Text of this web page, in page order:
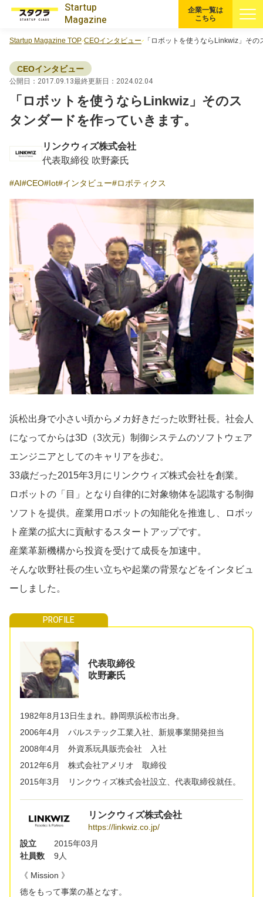
Startup
Magazine
注目スタートアップ
イベント・セミナー
特集記事
CEOインタビュー
転職
大学発スタートアップ
導入事例
Startup Magazine
企業一覧は
こちら
Startup Magazine TOP CEOインタビュー 「ロボットを使うならLinkwiz」そ
CEOインタビュー
公開日：2017.09.13最終更新日：2024.02.04
「ロボットを使うならLinkwiz」そのス
タンダードを作っていきます。
リンクウィズ株式会社
代表取締役 吹野豪氏
AI CEO Iot インタビュー ロボティクス
浜松出身で小さい頃からメカ好きだった吹野社長。社会人
になってからは3D（3次元）制御システムのソフトウェア
エンジニアとしてのキャリアを歩む。
33歳だった2015年3月にリンクウィズ株式会社を創業。
ロボットの「目」となり自律的に対象物体を認識する制御
ソフトを提供。産業用ロボットの知能化を推進し、ロボッ
ト産業の拡大に貢献するスタートアップです。
産業革新機構から投資を受けて成長を加速中。
そんな吹野社長の生い立ちや起業の背景などをインタビュ
ーしました。
代表取締役
吹野豪氏
1982年8月13日生まれ。静岡県浜松市出身。
2006年4月 パルステック工業入社、新規事業開発担当
2008年4月 外資系玩具販売会社 入社
2012年6月 株式会社アメリオ 取締役
2015年3月 リンクウィズ株式会社設立、代表取締役就任。
リンクウィズ株式会社
https://linkwiz.co.jp/
設立
2015年03月
社員数
9人
《 Mission 》
徳をもって事業の基となす。